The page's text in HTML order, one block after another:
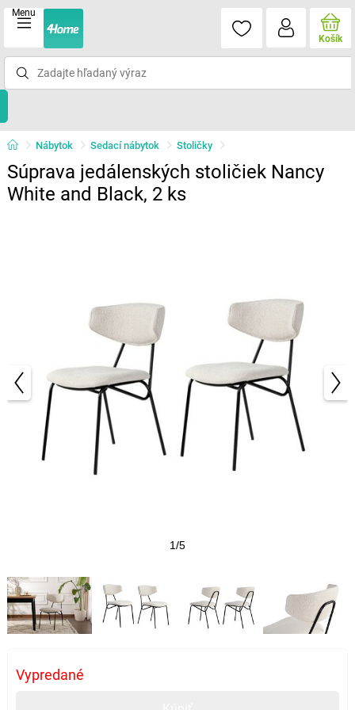
Menu
Košík
Nábytok Sedací nábytok Stoličky
Súprava jedálenských stoličiek Nancy
White and Black, 2 ks
1/5
Vypredané